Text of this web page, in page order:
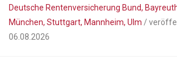
Deutsche Rentenversicherung Bund,
München, Stuttgart, Mannheim, Ulm /
06.08.2026